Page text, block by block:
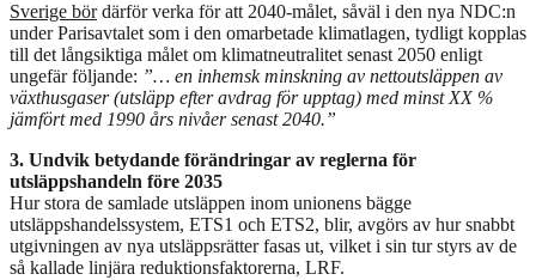
Sverige bördärför verka för att 2040-målet, såväl i den nya NDC:n
under Parisavtalet som i den omarbetade klimatlagen, tydligt kopplas
till det långsiktiga målet om klimatneutralitet senast 2050 enligt
ungefär följande: ”… en inhemsk minskning av nettoutsläppen av
växthusgaser (utsläpp efter avdrag för upptag) med minst XX %
jämfört med 1990 års nivåer senast 2040.”
3. Undvik betydande förändringar av reglerna för
utsläppshandeln före 2035
Hur stora de samlade utsläppen inom unionens bägge
utsläppshandelssystem, ETS1 och ETS2, blir, avgörs av hur snabbt
utgivningen av nya utsläppsrätter fasas ut, vilket i sin tur styrs av de
så kallade linjära reduktionsfaktorerna, LRF.